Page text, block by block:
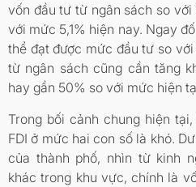
vốn đầu tư từ ngân sách so với
với mức 5,1% hiện nay. Ngay
thể đạt được mức đầu tư so
từ ngân sách cũng cần tăng
hay gần 50% so với mức hiện
Trong bối cảnh chung hiện
FDI ở mức hai con số là khó.
của thành phố, nhìn từ kinh
khác trong khu vực, chính là